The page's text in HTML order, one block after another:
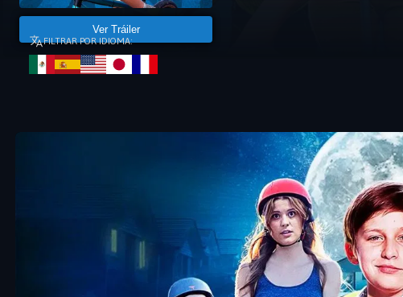
Ver Tráiler
FILTRAR POR IDIOMA: